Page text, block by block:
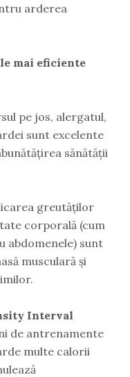
arderea
mai eficiente
pe jos, alergatul,
sunt excelente
sănătății
greutăților
corporală (cum
abdomenele) sunt
musculară și
Interval
de antrenamente
multe calorii